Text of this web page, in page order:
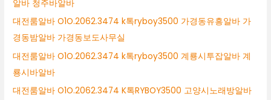
알바 청주바알바
대전룸알바 O1O.2062.3474 k톡ryboy3500 가경동유흥알바 가
경동밤알바 가경동보도사무실
대전룸알바 O1O.2062.3474 k톡ryboy3500 계룡시투잡알바 계
룡시바알바
대전룸알바 O1O.2062.3474 K톡RYBOY3500 고양시노래방알바